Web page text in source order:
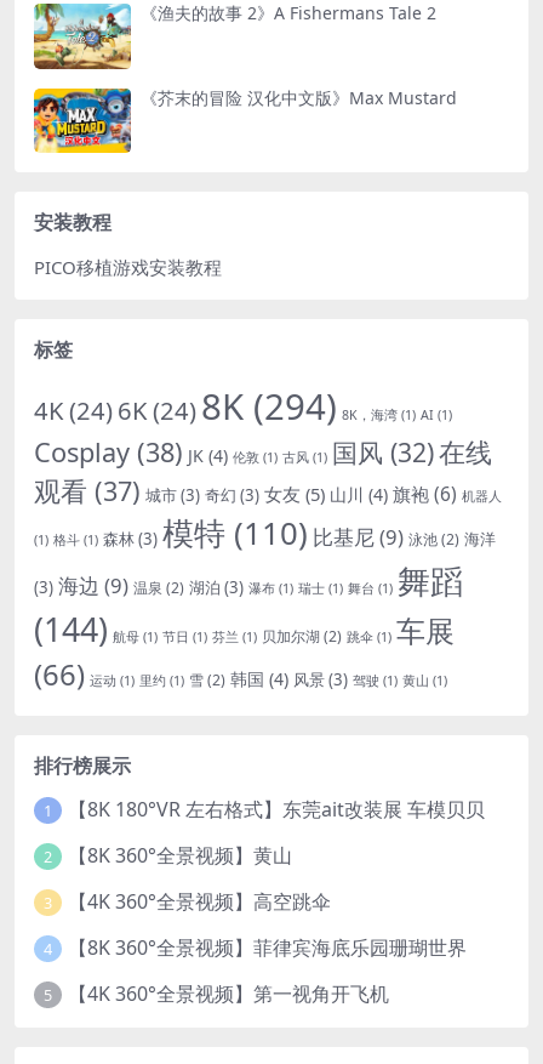
《渔夫的故事 2》A Fishermans Tale 2
《芥末的冒险 汉化中文版》Max Mustard
安装教程
PICO移植游戏安装教程
标签
4K(24)6K(24)8K (294) 8K，海湾 (1) AI (1)
Cosplay (38) JK (4) 伦敦 (1) 古风 (1) 国风 (32)在线
观看 (37) 城市(3) 奇幻 (3) 女友 (5) 山川 (4) 旗袍(6) 机器人
(1) 格斗 (1) 森林(3) 模特 (110) 比基尼(9) 泳池(2) 海洋
(3) 海边 (9) 温泉 (2) 湖泊 (3) 瀑布 (1) 瑞士 (1) 舞台 (1) 舞蹈
(144) 航母 (1) 节日 (1) 芬兰 (1) 贝加尔湖 (2) 跳伞 (1) 车展
(66) 运动 (1) 里约 (1) 雪(2) 韩国 (4) 风景(3) 驾驶 (1) 黄山 (1)
排行榜展示
1 【8K 180°VR 左右格式】东莞ait改装展 车模贝贝
2 【8K 360°全景视频】黄山
3 【4K 360°全景视频】高空跳伞
4 【8K 360°全景视频】菲律宾海底乐园珊瑚世界
5 【4K 360°全景视频】第一视角开飞机